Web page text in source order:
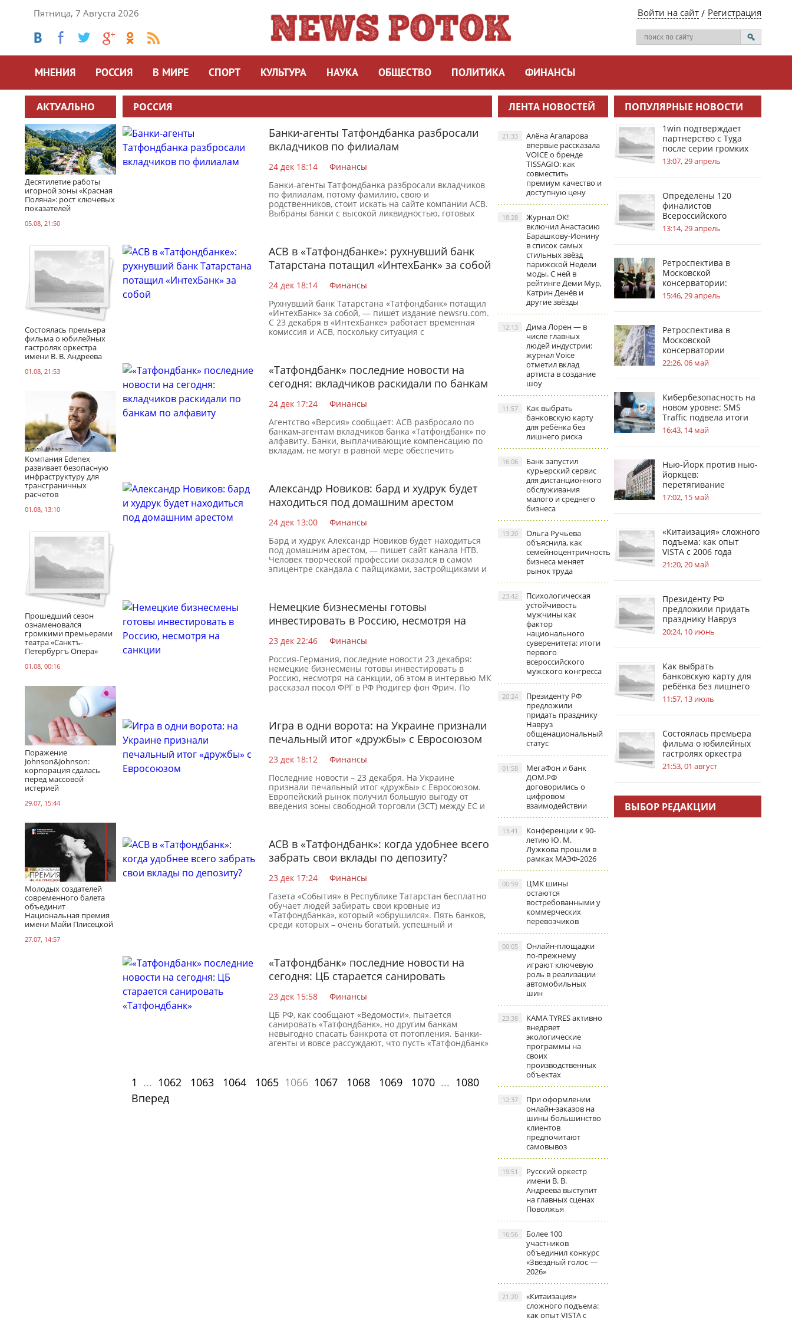
Пятница, 7 Августа 2026 Войти на сайт Регистрация
МНЕНИЯ РОССИЯ В МИРЕ СПОРТ КУЛЬТУРА НАУКА ОБЩЕСТВО ПОЛИТИКА ФИНАНСЫ
АКТУАЛЬНО
Десятилетие работы
игорной зоны «Красная
Поляна»: рост ключевых
показателей
05.08, 21:50
Состоялась премьера
фильма о юбилейных
гастролях оркестра
имени В. В. Андреева
01.08, 21:53
Компания Edenex
развивает безопасную
инфраструктуру для
трансграничных
расчетов
01.08, 13:10
Прошедший сезон
ознаменовался
громкими премьерами
театра «Санктъ-
Петербургъ Опера»
01.08, 00:16
Поражение
Johnson&Johnson:
корпорация сдалась
перед массовой
истерией
29.07, 15:44
Молодых создателей
современного балета
объединит
Национальная премия
имени Майи Плисецкой
27.07, 14:57
РОССИЯ
Банки-агенты Татфондбанка разбросали
вкладчиков по филиалам
24 дек 18:14
Финансы
Банки-агенты Татфондбанка разбросали вкладчиков
по филиалам, потому фамилию, свою и
родственников, стоит искать на сайте компании АСВ.
Выбраны банки с высокой ликвидностью, готовых
АСВ в «Татфондбанке»: рухнувший банк
Татарстана потащил «ИнтехБанк» за собой
24 дек 18:14
Финансы
Рухнувший банк Татарстана «Татфондбанк» потащил
«ИнтехБанк» за собой, — пишет издание newsru.com.
С 23 декабря в «ИнтехБанке» работает временная
комиссия и АСВ, поскольку ситуация с
«Татфондбанк» последние новости на
сегодня: вкладчиков раскидали по банкам
24 дек 17:24
Финансы
Агентство «Версия» сообщает: АСВ разбросало по
банкам-агентам вкладчиков банка «Татфондбанк» по
алфавиту. Банки, выплачивающие компенсацию по
вкладам, не могут в равной мере обеспечить
Александр Новиков: бард и худрук будет
находиться под домашним арестом
24 дек 13:00
Финансы
Бард и худрук Александр Новиков будет находиться
под домашним арестом, — пишет сайт канала НТВ.
Человек творческой профессии оказался в самом
эпицентре скандала с пайщиками, застройщиками и
Немецкие бизнесмены готовы
инвестировать в Россию, несмотря на
23 дек 22:46
Финансы
Россия-Германия, последние новости 23 декабря:
немецкие бизнесмены готовы инвестировать в
Россию, несмотря на санкции, об этом в интервью МК
рассказал посол ФРГ в РФ Рюдигер фон Фрич. По
Игра в одни ворота: на Украине признали
печальный итог «дружбы» с Евросоюзом
23 дек 18:12
Финансы
Последние новости – 23 декабря. На Украине
признали печальный итог «дружбы» с Евросоюзом.
Европейский рынок получил большую выгоду от
введения зоны свободной торговли (ЗСТ) между ЕС и
АСВ в «Татфондбанк»: когда удобнее всего
забрать свои вклады по депозиту?
23 дек 17:24
Финансы
Газета «События» в Республике Татарстан бесплатно
обучает людей забирать свои кровные из
«Татфондбанка», который «обрушился». Пять банков,
среди которых – очень богатый, успешный и
«Татфондбанк» последние новости на
сегодня: ЦБ старается санировать
23 дек 15:58
Финансы
ЦБ РФ, как сообщают «Ведомости», пытается
санировать «Татфондбанк», но другим банкам
невыгодно спасать банкрота от потопления. Банки-
агенты и вовсе рассуждают, что пусть «Татфондбанк»
1 ... 1062 1063 1064 1065 1066 1067 1068 1069 1070 ... 1080
Вперед
ЛЕНТА НОВОСТЕЙ
Алёна Агаларова
впервые рассказала
VOICE о бренде
TISSAGIO: как
совместить
премиум качество и
доступную цену
21:33
Журнал ОК!
включил Анастасию
Барашкову‑Ионину
в список самых
стильных звёзд
парижской Недели
моды. С ней в
рейтинге Деми Мур,
Катрин Денёв и
другие звёзды
18:28
Дима Лорен — в
числе главных
людей индустрии:
журнал Voice
отметил вклад
артиста в создание
шоу
12:13
Как выбрать
банковскую карту
для ребёнка без
лишнего риска
11:57
Банк запустил
курьерский сервис
для дистанционного
обслуживания
малого и среднего
бизнеса
16:06
Ольга Ручьева
объяснила, как
семейноцентричность
бизнеса меняет
рынок труда
13:20
Психологическая
устойчивость
мужчины как
фактор
национального
суверенитета: итоги
первого
всероссийского
мужского конгресса
23:42
Президенту РФ
предложили
придать празднику
Навруз
общенациональный
статус
20:24
МегаФон и банк
ДОМ.РФ
договорились о
цифровом
взаимодействии
01:58
Конференции к 90-
летию Ю. М.
Лужкова прошли в
рамках МАЭФ-2026
13:41
ЦМК шины
остаются
востребованными у
коммерческих
перевозчиков
00:59
Онлайн-площадки
по-прежнему
играют ключевую
роль в реализации
автомобильных
шин
00:05
KAMA TYRES активно
внедряет
экологические
программы на
своих
производственных
объектах
23:38
При оформлении
онлайн-заказов на
шины большинство
клиентов
предпочитают
самовывоз
12:37
Русский оркестр
имени В. В.
Андреева выступит
на главных сценах
Поволжья
19:51
Более 100
участников
объединил конкурс
«Звёздный голос —
2026»
16:56
«Китаизация»
сложного подъема:
как опыт VISTA с
21:20
ПОПУЛЯРНЫЕ НОВОСТИ
1win подтверждает
партнерство с Tyga
после серии громких
инсайдов
13:07, 29 апрель
Определены 120
финалистов
Всероссийского
инженерного конкурса
13:14, 29 апрель
Ретроспектива в
Московской
консерватории:
география судьбы П. И.
Чайковского
15:46, 29 апрель
Ретроспектива в
Московской
консерватории
посвящена усадьбам в
жизни С.В.
22:26, 06 май
Кибербезопасность на
новом уровне: SMS
Traffic подвела итоги
обновлений
16:43, 14 май
Нью-Йорк против нью-
йоркцев:
перетягивание
«асбестового каната»
17:02, 15 май
«Китаизация» сложного
подъема: как опыт
VISTA с 2006 года
меняет стандарты
безопасности на
21:20, 20 май
Президенту РФ
предложили придать
празднику Навруз
общенациональный
статус
20:24, 10 июнь
Как выбрать
банковскую карту для
ребёнка без лишнего
риска
11:57, 13 июль
Состоялась премьера
фильма о юбилейных
гастролях оркестра
имени В. В. Андреева
21:53, 01 август
ВЫБОР РЕДАКЦИИ